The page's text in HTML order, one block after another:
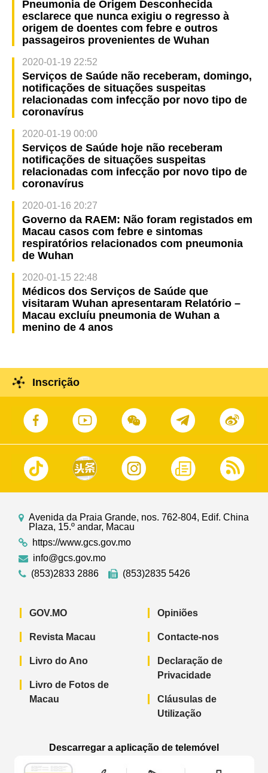
Pneumonia de Origem Desconhecida
esclarece que nunca exigiu o regresso à
origem de doentes com febre e outros
passageiros provenientes de Wuhan
2020-01-19 22:52
Serviços de Saúde não receberam, domingo,
notificações de situações suspeitas
relacionadas com infecção por novo tipo de
coronavírus
2020-01-19 00:00
Serviços de Saúde hoje não receberam
notificações de situações suspeitas
relacionadas com infecção por novo tipo de
coronavírus
2020-01-16 20:27
Governo da RAEM: Não foram registados em
Macau casos com febre e sintomas
respiratórios relacionados com pneumonia
de Wuhan
2020-01-15 22:48
Médicos dos Serviços de Saúde que
visitaram Wuhan apresentaram Relatório –
Macau excluíu pneumonia de Wuhan a
menino de 4 anos
Inscrição
Avenida da Praia Grande, nos. 762-804, Edif. China
Plaza, 15.º andar, Macau
https://www.gcs.gov.mo
info@gcs.gov.mo
(853)2833 2886
(853)2835 5426
GOV.MO
Revista Macau
Livro do Ano
Livro de Fotos de
Macau
Opiniões
Contacte-nos
Declaração de
Privacidade
Cláusulas de
Utilização
Descarregar a aplicação de telemóvel